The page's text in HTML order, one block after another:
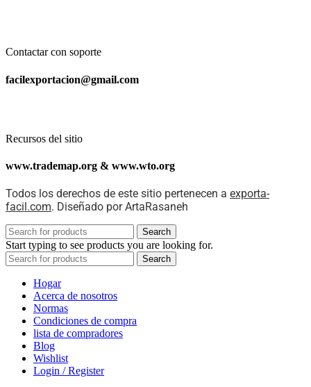
Contactar con soporte
facilexportacion@gmail.com
Recursos del sitio
www.trademap.org & www.wto.org
Todos los derechos de este sitio pertenecen a exporta-
facil.com. Diseñado por ArtaRasaneh
Search
Start typing to see products you are looking for.
Search
Hogar
Acerca de nosotros
Normas
Condiciones de compra
lista de compradores
Blog
Wishlist
Login / Register